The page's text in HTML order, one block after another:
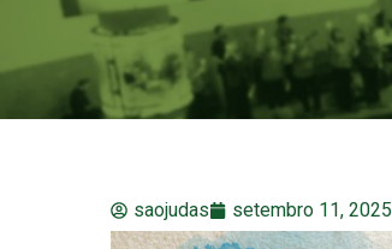
saojudas setembro 11, 2025